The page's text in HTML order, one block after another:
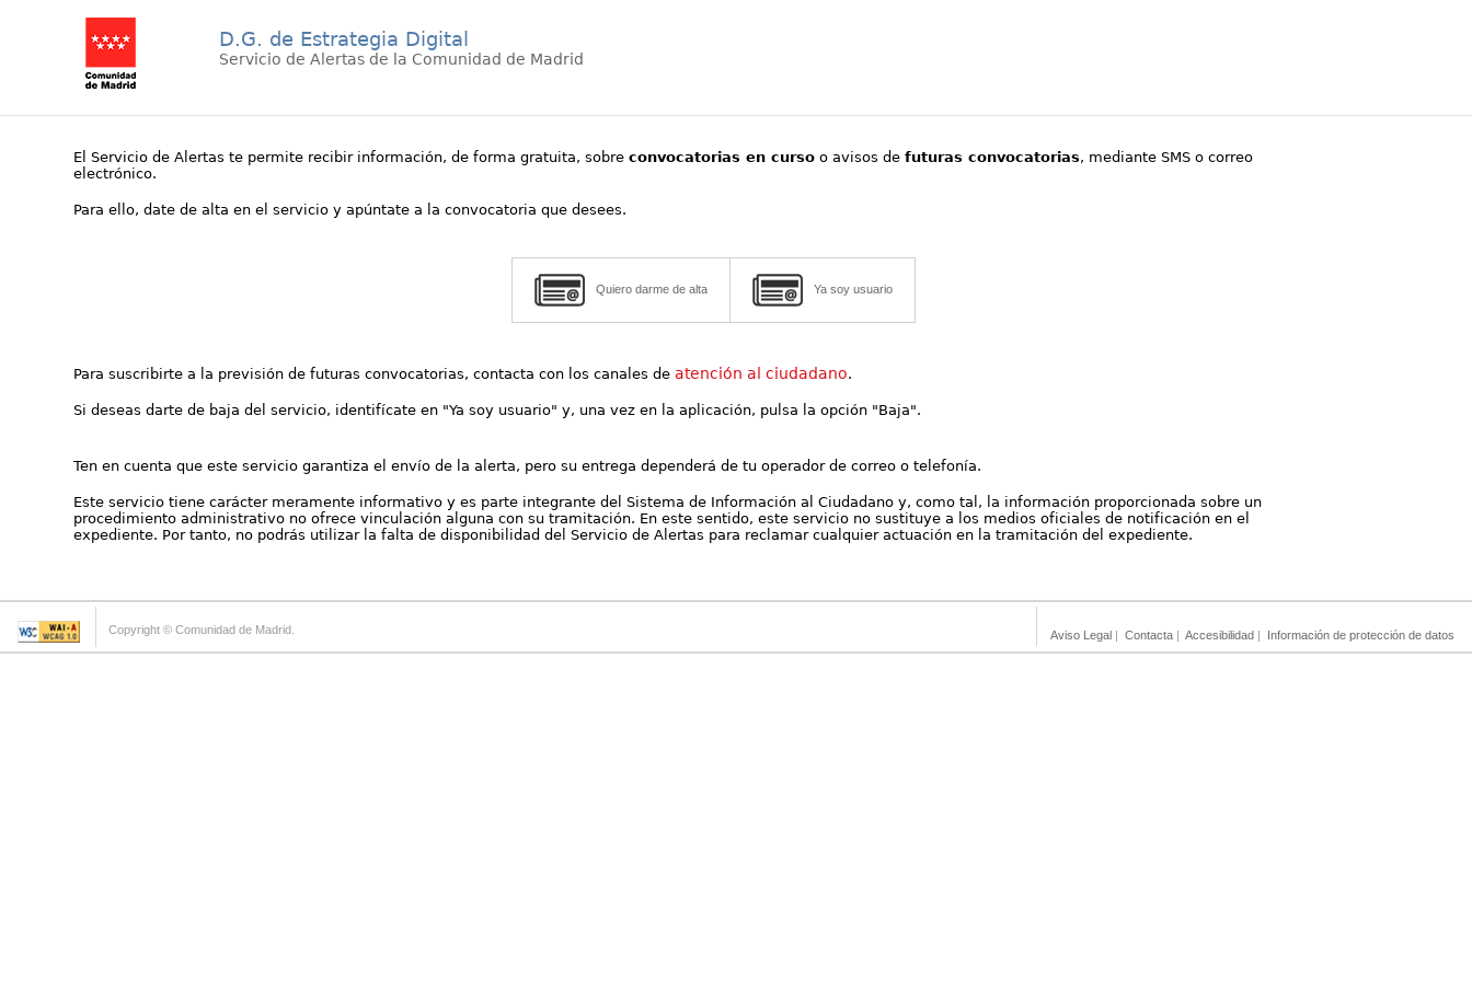
D.G. de Estrategia Digital
Servicio de Alertas de la Comunidad de Madrid
El Servicio de Alertas te permite recibir información, de forma gratuita, sobreconvocatorias en curso o avisos defuturas convocatorias, mediante SMS o correo
electrónico.
Para ello, date de alta en el servicio y apúntate a la convocatoria que desees.
Quiero darme de alta Ya soy usuario
Para suscribirte a la previsión de futuras convocatorias, contacta con los canales deatención al ciudadano.
Si deseas darte de baja del servicio, identifícate en "Ya soy usuario" y, una vez en la aplicación, pulsa la opción "Baja".
Ten en cuenta que este servicio garantiza el envío de la alerta, pero su entrega dependerá de tu operador de correo o telefonía.
Este servicio tiene carácter meramente informativo y es parte integrante del Sistema de Información al Ciudadano y, como tal, la información proporcionada sobre un
procedimiento administrativo no ofrece vinculación alguna con su tramitación. En este sentido, este servicio no sustituye a los medios oficiales de notificación en el
expediente. Por tanto, no podrás utilizar la falta de disponibilidad del Servicio de Alertas para reclamar cualquier actuación en la tramitación del expediente.
Copyright © Comunidad de Madrid. Aviso Legal | Contacta | Accesibilidad | Información de protección de datos